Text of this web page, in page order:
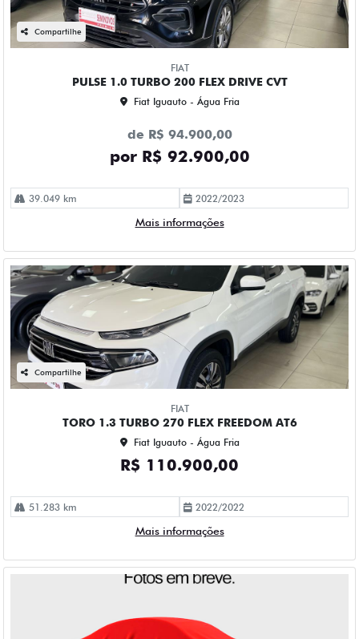
Compartilhe
FIAT
PULSE 1.0 TURBO 200 FLEX DRIVE CVT
Fiat Iguauto - Água Fria
de R$ 94.900,00
por R$ 92.900,00
39.049 km 2022/2023
Mais informações
Compartilhe
FIAT
TORO 1.3 TURBO 270 FLEX FREEDOM AT6
Fiat Iguauto - Água Fria
R$ 110.900,00
51.283 km 2022/2022
Mais informações